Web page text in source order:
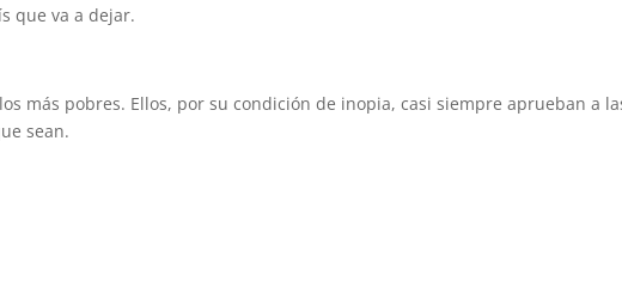
que va a dejar.
más pobres. Ellos, por su condición de inopia, casi siempre aprueban a
sean.